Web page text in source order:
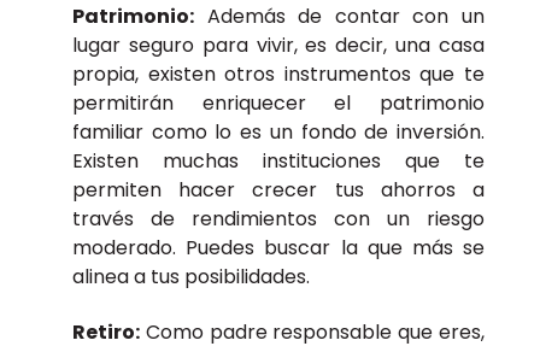
Patrimonio: Además de contar con un
lugar seguro para vivir, es decir, una casa
propia, existen otros instrumentos que te
permitirán enriquecer el patrimonio
familiar como lo es un fondo de inversión.
Existen muchas instituciones que te
permiten hacer crecer tus ahorros a
través de rendimientos con un riesgo
moderado. Puedes buscar la que más se
alinea a tus posibilidades.
Retiro: Como padre responsable que eres,